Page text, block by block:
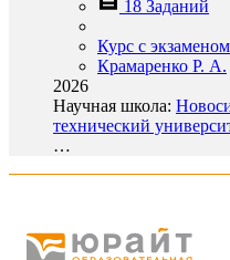
18 Заданий
Курс с экзаменом
Крамаренко Р. А.
2026
Научная школа:
технический
…